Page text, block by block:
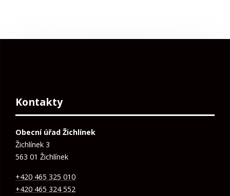
Kontakty
Obecní úřad Žichlínek
Žichlínek 3
563 01 Žichlínek
+420 465 325 010
+420 465 324 552